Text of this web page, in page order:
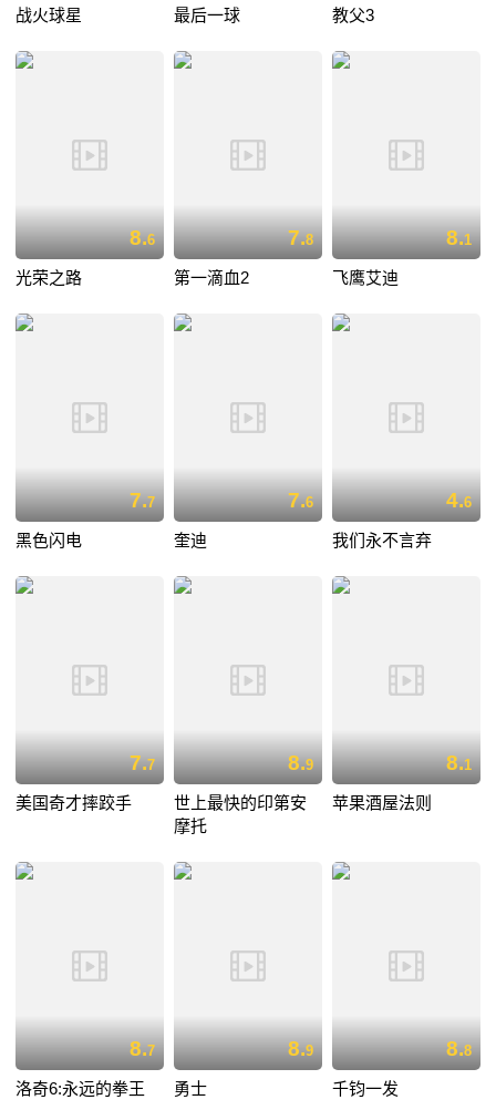
战火球星 最后一球 教父3
8.6
光荣之路
7.8
第一滴血2
8.1
飞鹰艾迪
7.7
黑色闪电
7.6
奎迪
4.6
我们永不言弃
7.7
美国奇才摔跤手
8.9
世上最快的印第安
摩托
8.1
苹果酒屋法则
8.7
洛奇6:永远的拳王
8.9
勇士
8.8
千钧一发